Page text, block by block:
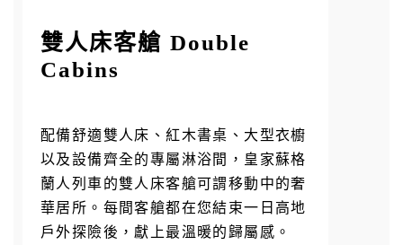
雙人床客艙 Double
Cabins
配備舒適雙人床、紅木書桌、大型衣櫥
以及設備齊全的專屬淋浴間，皇家蘇格
蘭人列車的雙人床客艙可謂移動中的奢
華居所。每間客艙都在您結束一日高地
戶外探險後，獻上最溫暖的歸屬感。